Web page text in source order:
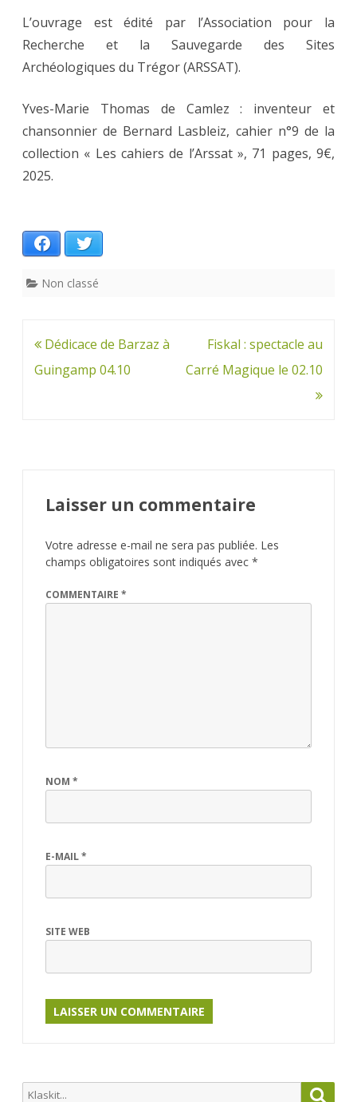
L’ouvrage est édité par l’Association pour la
Recherche et la Sauvegarde des Sites
Archéologiques du Trégor (ARSSAT).
Yves-Marie Thomas de Camlez : inventeur et
chansonnier de Bernard Lasbleiz, cahier n°9 de la
collection « Les cahiers de l’Arssat », 71 pages, 9€,
2025.
Facebook
Non classé
Navigation
de
Dédicace de Barzaz à
Guingamp 04.10
Fiskal : spectacle au
Carré Magique le 02.10
Laisser un commentaire
Votre adresse e-mail ne sera pas publiée. Les
champs obligatoires sont indiqués avec *
COMMENTAIRE *
NOM *
E-MAIL*
SITE WEB
Search